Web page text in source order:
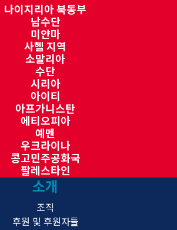
나이지리아 북동부
남수단
미얀마
사헬 지역
소말리아
수단
시리아
아이티
아프가니스탄
에티오피아
예멘
우크라이나
콩고민주공화국
팔레스타인
소개
조직
후원 및 후원자들